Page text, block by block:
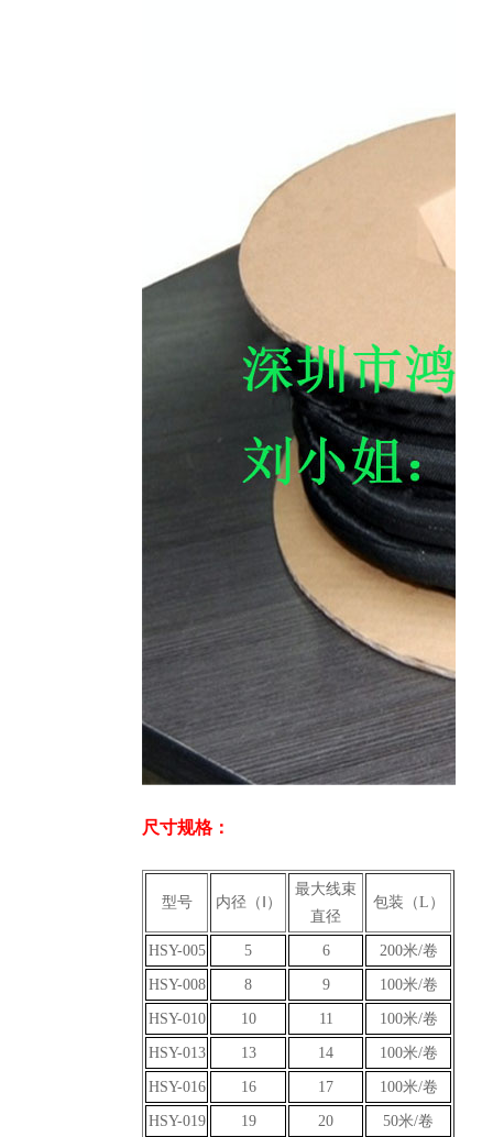
尺寸规格：
型号 内径（Ⅰ）
最大线束
直径
包装（L）
HSY-005 5 6 200米/卷
HSY-008 8 9 100米/卷
HSY-010 10 11 100米/卷
HSY-013 13 14 100米/卷
HSY-016 16 17 100米/卷
HSY-019 19 20 50米/卷